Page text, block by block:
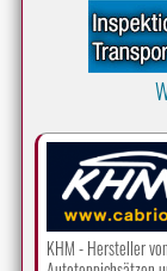
KHM - Hersteller